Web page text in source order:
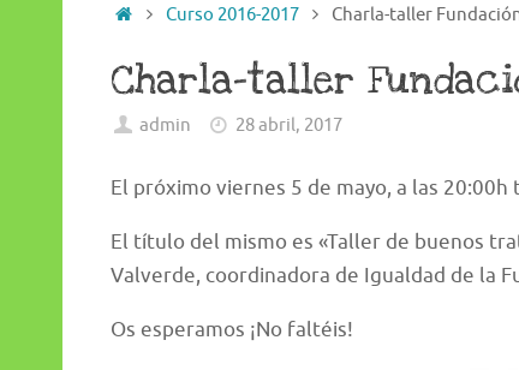
InicioCurso 2016-2017 Charla-taller
Charla-taller
admin 28 abril, 2017
El próximo viernes 5 de mayo, a las
El título del mismo es «Taller de buenos
Valverde, coordinadora de Igualdad de la
Os esperamos ¡No faltéis!